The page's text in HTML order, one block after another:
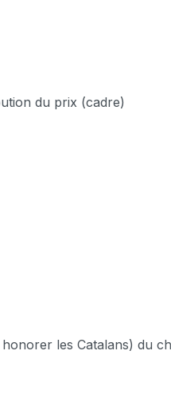
du prix (cadre)
les Catalans) du